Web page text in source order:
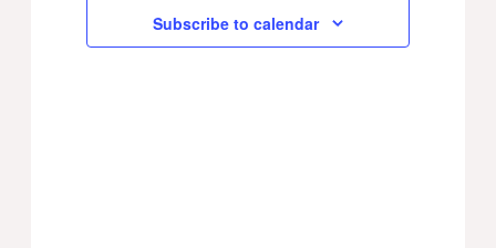
Views
Subscribe to calendar